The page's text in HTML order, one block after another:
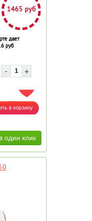
1465 руб
дает
руб
ДОБАВИТЬ В ИЗБРАННОЕ